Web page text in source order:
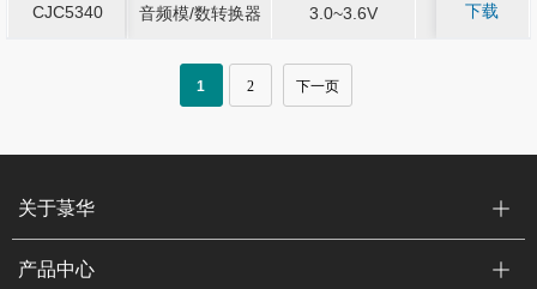
CJC5340 音频模/数转换器 3.0~3.6V TSSOP16
音频模/数转换器 1.7~3.6V
CJC8990 QFN4*4-20
CJC8991 QFN4*4-20
CJC5340 音频模/数转换器 3.0~3.6V TSSOP16
音频模/数转换器 1.7~3.6V
CJC8990 QFN4*4-20
CJC8991 QFN4*4-20
- - - 下载
- 下载
- 下载
1 2 下一页
关于菉华
产品中心